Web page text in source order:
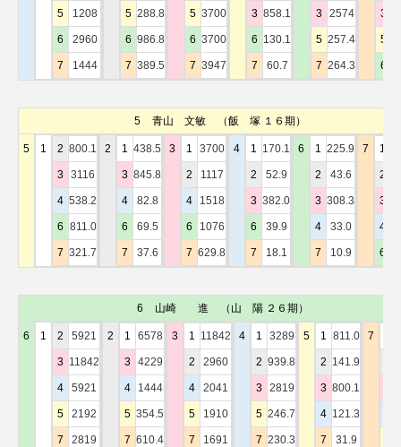
5 1208
6 2960
7 1444
5 288.8
6 986.8
7 389.5
5 3700
6 3700
7 3947
3 858.1
6 130.1
7 60.7
3 2574
5 257.4
7 264.3
3
5
6
5 青山 文敏 （飯 塚 １６期）
5 1 2 800.1
3 3116
4 538.2
6 811.0
7 321.7
2 1 438.5
3 845.8
4 82.8
6 69.5
7 37.6
3 1 3700
2 1117
4 1518
6 1076
7 629.8
4 1 170.1
2 52.9
3 382.0
6 39.9
7 18.1
6 1 225.9
2 43.6
3 308.3
4 33.0
7 10.9
7 1
2
3
4
6
6 山崎 進 （山 陽 ２６期）
6 1 2 5921
3 11842
4 5921
5 2192
7 2819
2 1 6578
3 4229
4 1444
5 354.5
7 610.4
3 1 11842
2 2960
4 2041
5 1910
7 1691
4 1 3289
2 939.8
3 2819
5 246.7
7 230.3
5 1 811.0
2 141.9
3 800.1
4 121.3
7 31.9
7